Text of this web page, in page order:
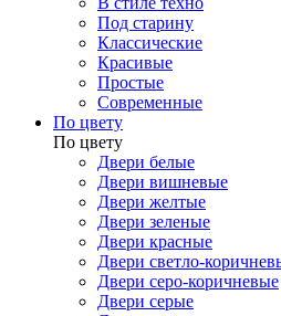
Под старину
Классические
Красивые
Простые
Современные
По цвету
По цвету
Двери белые
Двери вишневые
Двери желтые
Двери зеленые
Двери красные
Двери светло-
Двери серо-коричневые
Двери серые